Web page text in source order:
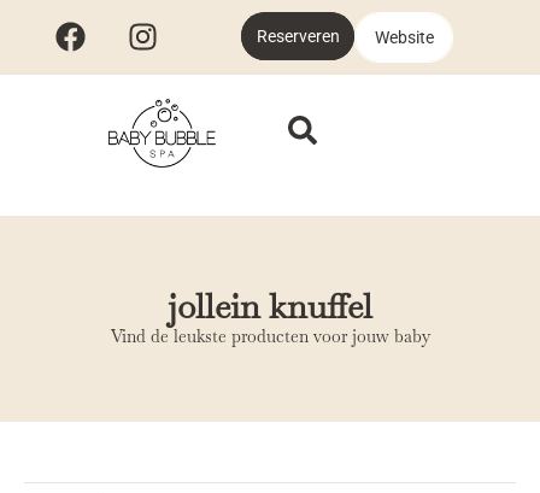
Reserveren Website
jollein knuffel
Vind de leukste producten voor jouw baby